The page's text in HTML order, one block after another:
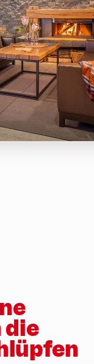
die